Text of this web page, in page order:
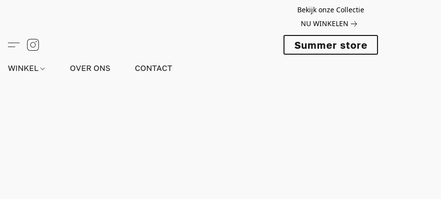
Bekijk onze Collectie
NU WINKELEN
Summer store
WINKEL OVER ONS CONTACT